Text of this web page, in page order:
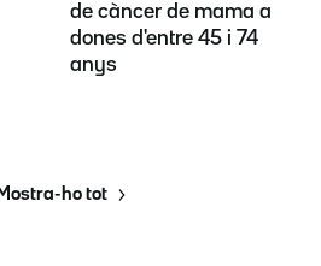
de càncer de mama a
dones d'entre 45 i 74
anys
Mostra-ho tot